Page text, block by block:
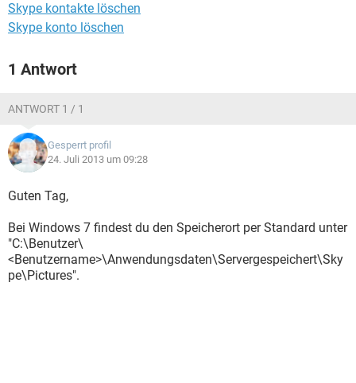
Skype kontakte löschen
Skype konto löschen
1 Antwort
ANTWORT 1 / 1
Gesperrt profil
24. Juli 2013 um 09:28
Guten Tag,
Bei Windows 7 findest du den Speicherort per Standard unter
"C:\Benutzer\
<Benutzername>\Anwendungsdaten\Servergespeichert\Sky
pe\Pictures".